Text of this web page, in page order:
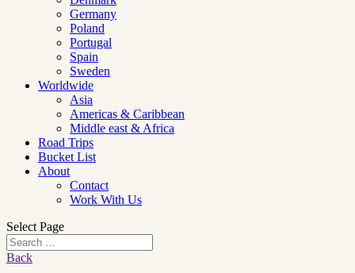
Germany
Poland
Portugal
Spain
Sweden
Worldwide
Asia
Americas & Caribbean
Middle east & Africa
Road Trips
Bucket List
About
Contact
Work With Us
Select Page
Back